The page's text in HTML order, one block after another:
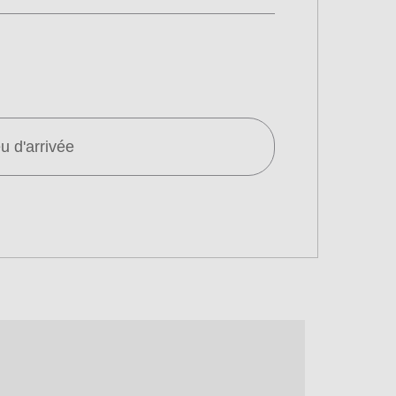
d'arrivée